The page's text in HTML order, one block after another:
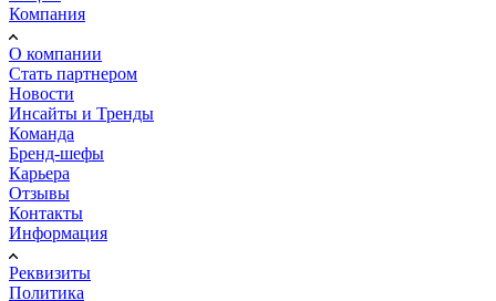
Компания
О компании
Стать партнером
Новости
Инсайты и Тренды
Команда
Бренд-шефы
Карьера
Отзывы
Контакты
Информация
Реквизиты
Политика